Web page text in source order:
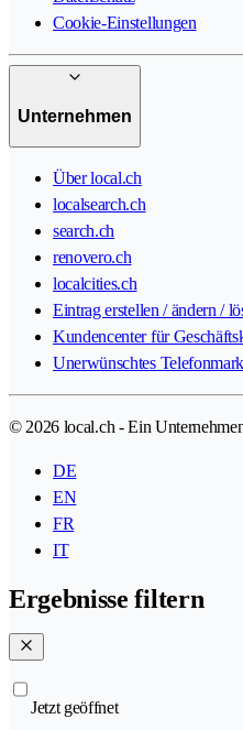
Cookie-Einstellungen
Unternehmen
Über local.ch
localsearch.ch
search.ch
renovero.ch
localcities.ch
Eintrag erstellen / ändern /
Kundencenter für
Unerwünschtes
© 2026 local.ch - Ein
DE
EN
FR
IT
Ergebnisse filtern
Jetzt geöffnet